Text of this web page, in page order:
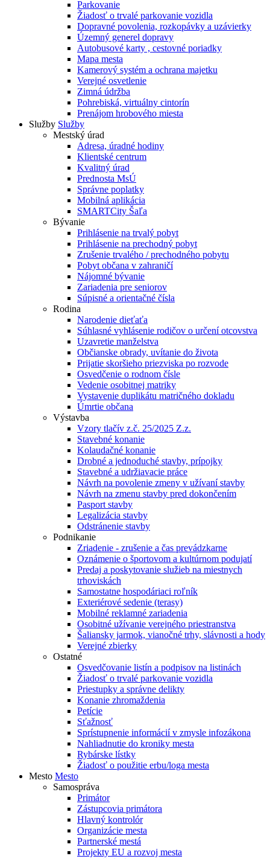
Parkovanie
Žiadosť o trvalé parkovanie vozidla
Dopravné povolenia, rozkopávky a uzávierky
Územný generel dopravy
Autobusové karty , cestovné poriadky
Mapa mesta
Kamerový systém a ochrana majetku
Verejné osvetlenie
Zimná údržba
Pohrebiská, virtuálny cintorín
Prenájom hrobového miesta
Služby Služby
Mestský úrad
Adresa, úradné hodiny
Klientské centrum
Kvalitný úrad
Prednosta MsÚ
Správne poplatky
Mobilná aplikácia
SMARTCity Šaľa
Bývanie
Prihlásenie na trvalý pobyt
Prihlásenie na prechodný pobyt
Zrušenie trvalého / prechodného pobytu
Pobyt občana v zahraničí
Nájomné bývanie
Zariadenia pre seniorov
Súpisné a orientačné čísla
Rodina
Narodenie dieťaťa
Súhlasné vyhlásenie rodičov o určení otcovstva
Uzavretie manželstva
Občianske obrady, uvítanie do života
Prijatie skoršieho priezviska po rozvode
Osvedčenie o rodnom čísle
Vedenie osobitnej matriky
Vystavenie duplikátu matričného dokladu
Úmrtie občana
Výstavba
Vzory tlačív z.č. 25/2025 Z.z.
Stavebné konanie
Kolaudačné konanie
Drobné a jednoduché stavby, prípojky
Stavebné a udržiavacie práce
Návrh na povolenie zmeny v užívaní stavby
Návrh na zmenu stavby pred dokončením
Pasport stavby
Legalizácia stavby
Odstránenie stavby
Podnikanie
Zriadenie - zrušenie a čas prevádzkarne
Oznámenie o športovom a kultúrnom podujatí
Predaj a poskytovanie služieb na miestnych
trhoviskách
Samostatne hospodáriaci roľník
Exteriérové sedenie (terasy)
Mobilné reklamné zariadenia
Osobitné užívanie verejného priestranstva
Šaliansky jarmok, vianočné trhy, slávnosti a hody
Verejné zbierky
Ostatné
Osvedčovanie listín a podpisov na listinách
Žiadosť o trvalé parkovanie vozidla
Priestupky a správne delikty
Konanie zhromaždenia
Petície
Sťažnosť
Sprístupnenie informácií v zmysle infozákona
Nahliadnutie do kroniky mesta
Rybárske lístky
Žiadosť o použitie erbu/loga mesta
Mesto Mesto
Samospráva
Primátor
Zástupcovia primátora
Hlavný kontrolór
Organizácie mesta
Partnerské mestá
Projekty EU a rozvoj mesta